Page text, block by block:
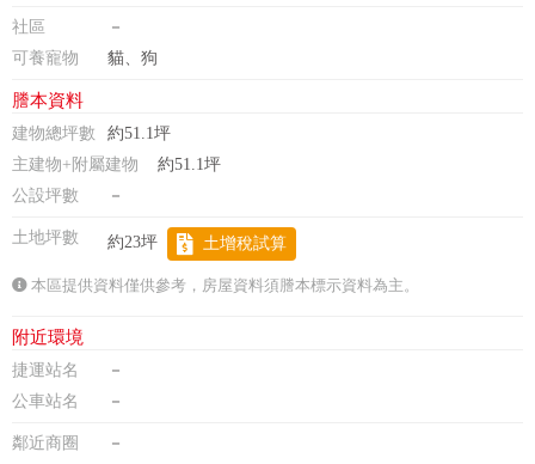
社區
－
可養寵物
貓、狗
謄本資料
建物總坪數
約51.1坪
主建物+附屬建物
約51.1坪
公設坪數
－
土地坪數 約23坪 土增稅試算
本區提供資料僅供參考，房屋資料須謄本標示資料為主。
附近環境
捷運站名
－
公車站名
－
鄰近商圈
－